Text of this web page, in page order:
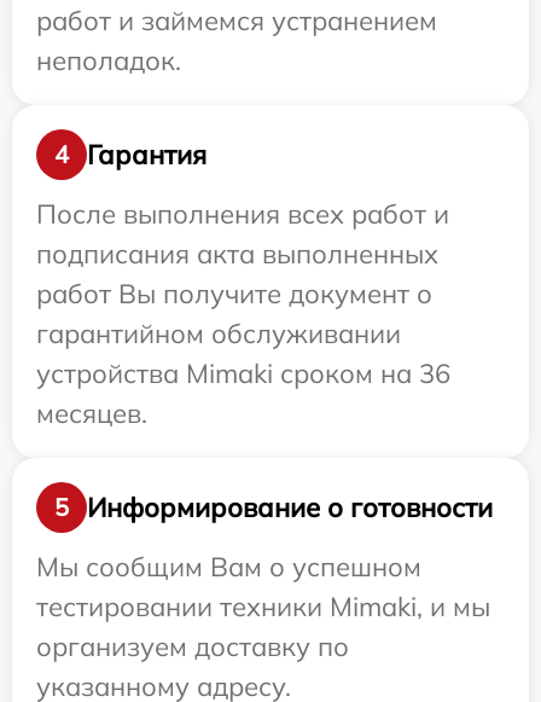
работ и займемся устранением
неполадок.
4
Гарантия
После выполнения всех работ и
подписания акта выполненных
работ Вы получите документ о
гарантийном обслуживании
устройства Mimaki сроком на 36
месяцев.
5
Информирование о готовности
Мы сообщим Вам о успешном
тестировании техники Mimaki, и мы
организуем доставку по
указанному адресу.